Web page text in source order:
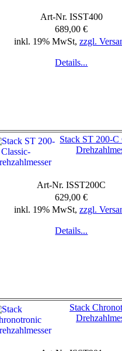
Art-Nr. ISST400
689,00 €
inkl. 19% MwSt, zzgl.
Details...
Stack ST 200-C
Art-Nr. ISST200C
629,00 €
inkl. 19% MwSt, zzgl.
Details...
Stack